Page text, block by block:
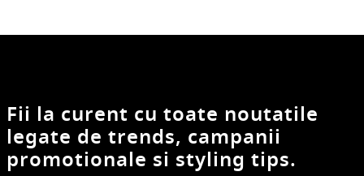
Fii la curent cu toate noutatile
legate de trends, campanii
promotionale si styling tips.